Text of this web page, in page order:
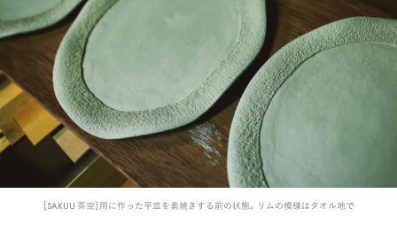
［SAKUU 茶空］用に作った平皿を素焼きする前の状態。リムの模様はタオル地で